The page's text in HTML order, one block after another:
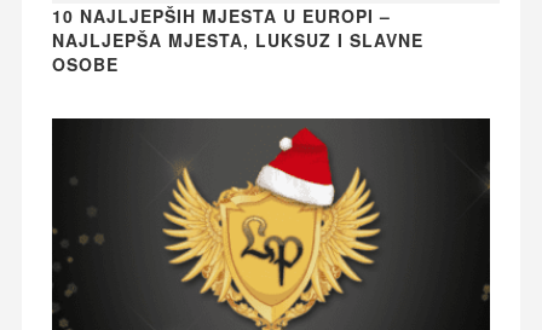
10 NAJLJEPŠIH MJESTA U EUROPI –
NAJLJEPŠA MJESTA, LUKSUZ I SLAVNE
OSOBE